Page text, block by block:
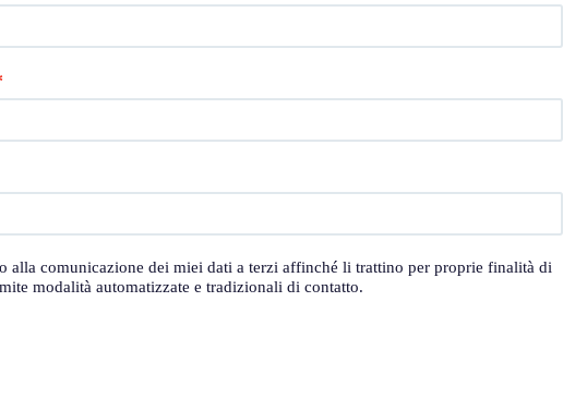
alla comunicazione dei miei dati a terzi affinché li trattino per proprie finalità di
modalità automatizzate e tradizionali di contatto.